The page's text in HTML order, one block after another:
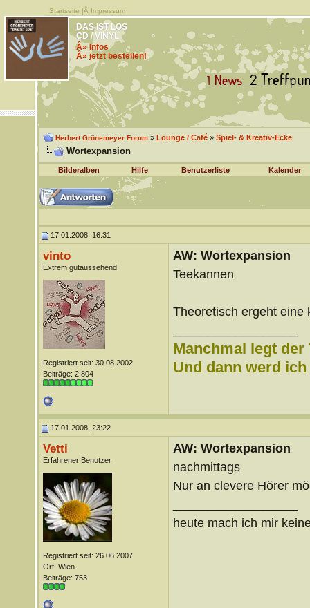
Startseite |Â Impressum
DAS IST LOS
CD / VINYL
Â» Infos
Â» jetzt bestellen!
Herbert Grönemeyer Forum» Lounge / Café» Spiel- & Kreativ-Ecke
Wortexpansion
Bilderalben Hilfe Benutzerliste Kalender
17.01.2008, 16:31
vinto
Extrem gutaussehend
Registriert seit: 30.08.2002
Beiträge: 2.804
AW: Wortexpansion
Teekannen
Theoretisch ergeht eine
Manchmal legt
Und dann werd
17.01.2008, 23:22
Vetti
Erfahrener Benutzer
Registriert seit: 26.06.2007
Ort: Wien
Beiträge: 753
AW: Wortexpansion
nachmittags
Nur an clevere Hörer
heute mach ich mir